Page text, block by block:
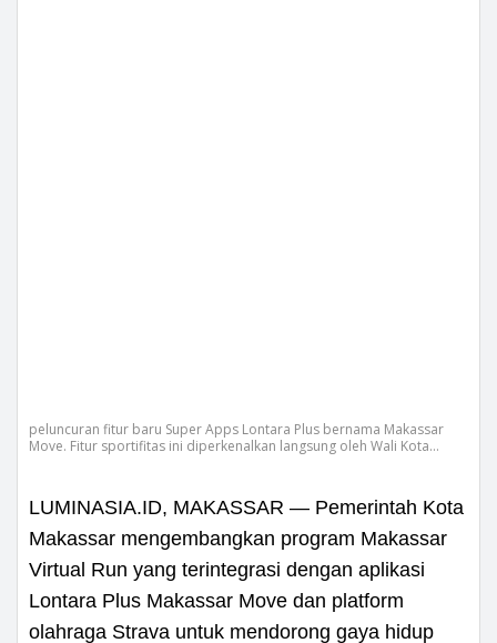
peluncuran fitur baru Super Apps Lontara Plus bernama Makassar
Move. Fitur sportifitas ini diperkenalkan langsung oleh Wali Kota
LUMINASIA.ID, MAKASSAR — Pemerintah Kota
Makassar mengembangkan program Makassar
Virtual Run yang terintegrasi dengan aplikasi
Lontara Plus Makassar Move dan platform
olahraga Strava untuk mendorong gaya hidup